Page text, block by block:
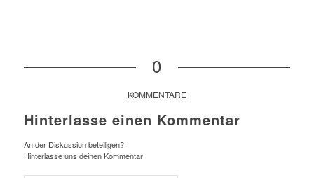
0
KOMMENTARE
Hinterlasse einen Kommentar
An der Diskussion beteiligen?
Hinterlasse uns deinen Kommentar!